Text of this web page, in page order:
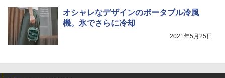
オシャレなデザインのポータブル冷風
機。氷でさらに冷却
2021年5月25日